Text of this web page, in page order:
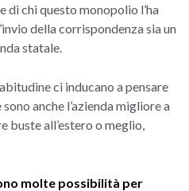
di chi questo monopolio l’ha
della corrispondenza sia un
statale.
ci inducano a pensare
anche l’azienda migliore a
buste all’estero o meglio,
molte possibilità per